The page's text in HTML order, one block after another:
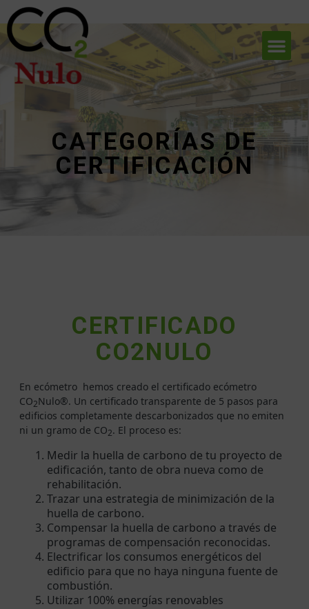
CATEGORÍAS DE
CERTIFICACIÓN
CERTIFICADO
CO2NULO
En ecómetro hemos creado el certificado ecómetro
CO2Nulo®. Un certificado transparente de 5 pasos para
edificios completamente descarbonizados que no emiten
ni un gramo de CO2. El proceso es:
Medir la huella de carbono de tu proyecto de
edificación, tanto de obra nueva como de
rehabilitación.
Trazar una estrategia de minimización de la
huella de carbono.
Compensar la huella de carbono a través de
programas de compensación reconocidas.
Electrificar los consumos energéticos del
edificio para que no haya ninguna fuente de
combustión.
Utilizar 100% energías renovables